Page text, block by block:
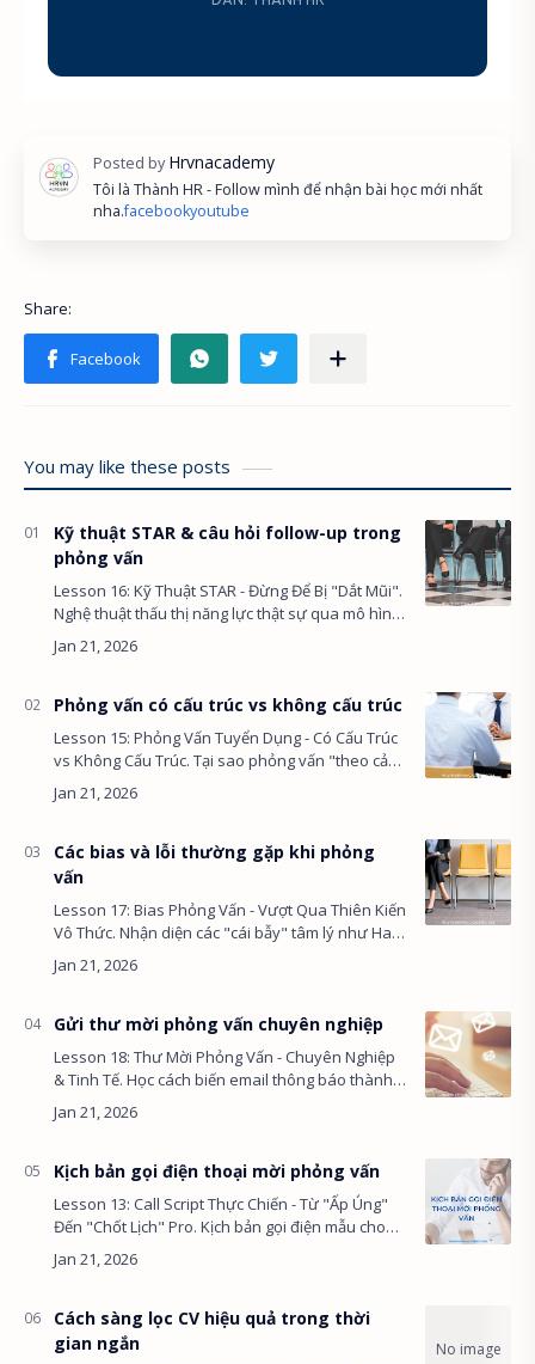
Tôi là Thành HR - Follow mình để nhận bài học mới nhất
nha.facebookyoutube
You may like these posts
Kỹ thuật STAR & câu hỏi follow-up trong
phỏng vấn
Lesson 16: Kỹ Thuật STAR - Đừng Để Bị "Dắt Mũi".
Nghệ thuật thấu thị năng lực thật sự qua mô hình
STAR và kỹ thuật đặt câu hỏi Follow-up (truy đuổi
chi tiết) để …
Phỏng vấn có cấu trúc vs không cấu trúc
Lesson 15: Phỏng Vấn Tuyển Dụng - Có Cấu Trúc
vs Không Cấu Trúc. Tại sao phỏng vấn "theo cảm
hứng" là cái bẫy nguy hiểm nhất? Học cách đánh
giá năng lực công bằn…
Các bias và lỗi thường gặp khi phỏng
vấn
Lesson 17: Bias Phỏng Vấn - Vượt Qua Thiên Kiến
Vô Thức. Nhận diện các "cái bẫy" tâm lý như Halo
Effect, Affinity Bias đang ngầm phá hoại quyết
định tuyển dụng v…
Gửi thư mời phỏng vấn chuyên nghiệp
Lesson 18: Thư Mời Phỏng Vấn - Chuyên Nghiệp
& Tinh Tế. Học cách biến email thông báo thành
điểm chạm thương hiệu, các yếu tố "Wow" trong
trải nghiệm ứng viên và…
Kịch bản gọi điện thoại mời phỏng vấn
Lesson 13: Call Script Thực Chiến - Từ "Ấp Úng"
Đến "Chốt Lịch" Pro. Kịch bản gọi điện mẫu cho
ứng viên Apply và ứng viên Search, kỹ thuật điều
chỉnh ngữ điệu và…
Cách sàng lọc CV hiệu quả trong thời
gian ngắn